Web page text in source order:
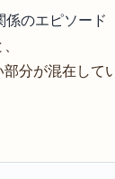
のエピソード
分が混在して